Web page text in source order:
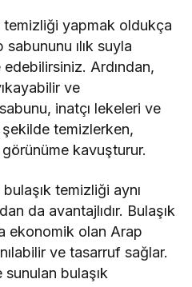
temizliği yapmak oldukça
ılık suyla
Ardından,
ve
inatçı lekeleri ve
şekilde temizlerken,
kavuşturur.
temizliği aynı
da avantajlıdır. Bulaşık
ekonomik olan Arap
ve tasarruf sağlar.
bulaşık